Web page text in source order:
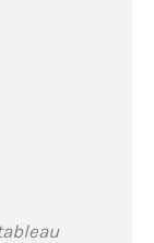
: 475
mm